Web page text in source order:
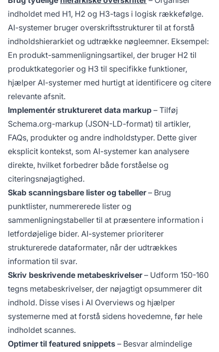
indholdet med H1, H2 og H3-tags i logisk rækkefølge.
AI-systemer bruger overskriftsstrukturer til at forstå
indholdshierarkiet og udtrække nøgleemner. Eksempel:
En produkt-sammenligningsartikel, der bruger H2 til
produktkategorier og H3 til specifikke funktioner,
hjælper AI-systemer med hurtigt at identificere og citere
relevante afsnit.
Implementér struktureret data markup – Tilføj
Schema.org-markup (JSON-LD-format) til artikler,
FAQs, produkter og andre indholdstyper. Dette giver
eksplicit kontekst, som AI-systemer kan analysere
direkte, hvilket forbedrer både forståelse og
citeringsnøjagtighed.
Skab scanningsbare lister og tabeller– Brug
punktlister, nummererede lister og
sammenligningstabeller til at præsentere information i
letfordøjelige bider. AI-systemer prioriterer
strukturerede dataformater, når der udtrækkes
information til svar.
Skriv beskrivende metabeskrivelser– Udform 150-160
tegns metabeskrivelser, der nøjagtigt opsummerer dit
indhold. Disse vises i AI Overviews og hjælper
systemerne med at forstå sidens hovedemne, før hele
indholdet scannes.
Optimer til featured snippets – Besvar almindelige